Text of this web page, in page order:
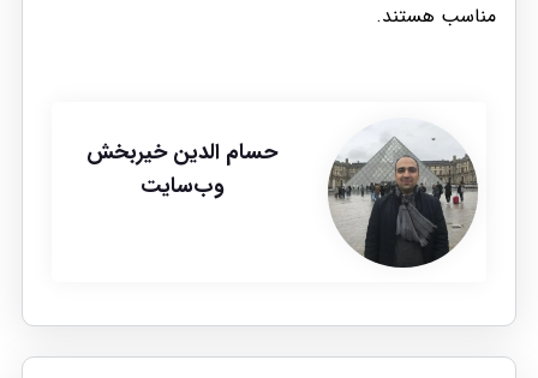
مناسب هستند.
حسام الدین خیربخش
وب‌سایت